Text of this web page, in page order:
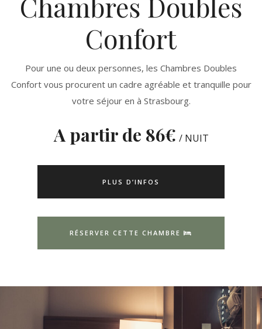
Confort
Pour une ou deux personnes, les Chambres Doubles
Confort vous procurent un cadre agréable et tranquille pour
votre séjour en à Strasbourg.
A partir de 86€ / NUIT
PLUS D’INFOS
RÉSERVER CETTE CHAMBRE